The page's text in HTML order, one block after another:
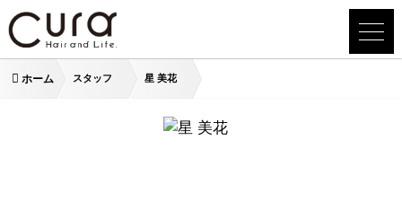
ホーム スタッフ 星 美花